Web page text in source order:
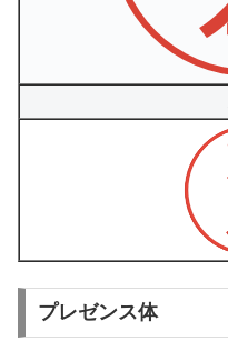
プレゼンス体